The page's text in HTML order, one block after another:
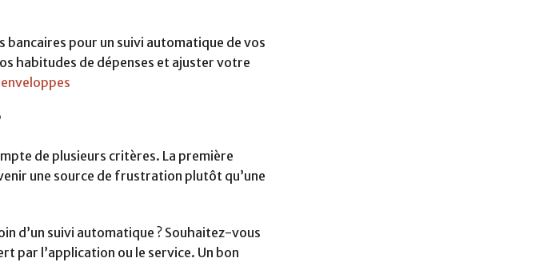
pour un suivi automatique de vos
habitudes de dépenses et ajuster votre
de plusieurs critères. La première
une source de frustration plutôt qu’une
d’un suivi automatique ? Souhaitez-vous
par l’application ou le service. Un bon